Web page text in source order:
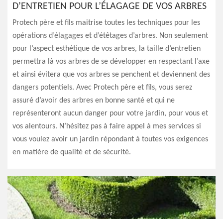
D’ENTRETIEN POUR L’ÉLAGAGE DE VOS ARBRES
Protech père et fils maitrise toutes les techniques pour les
opérations d’élagages et d’étêtages d’arbres. Non seulement
pour l’aspect esthétique de vos arbres, la taille d’entretien
permettra là vos arbres de se développer en respectant l’axe
et ainsi évitera que vos arbres se penchent et deviennent des
dangers potentiels. Avec Protech père et fils, vous serez
assuré d’avoir des arbres en bonne santé et qui ne
représenteront aucun danger pour votre jardin, pour vous et
vos alentours. N’hésitez pas à faire appel à mes services si
vous voulez avoir un jardin répondant à toutes vos exigences
en matière de qualité et de sécurité.